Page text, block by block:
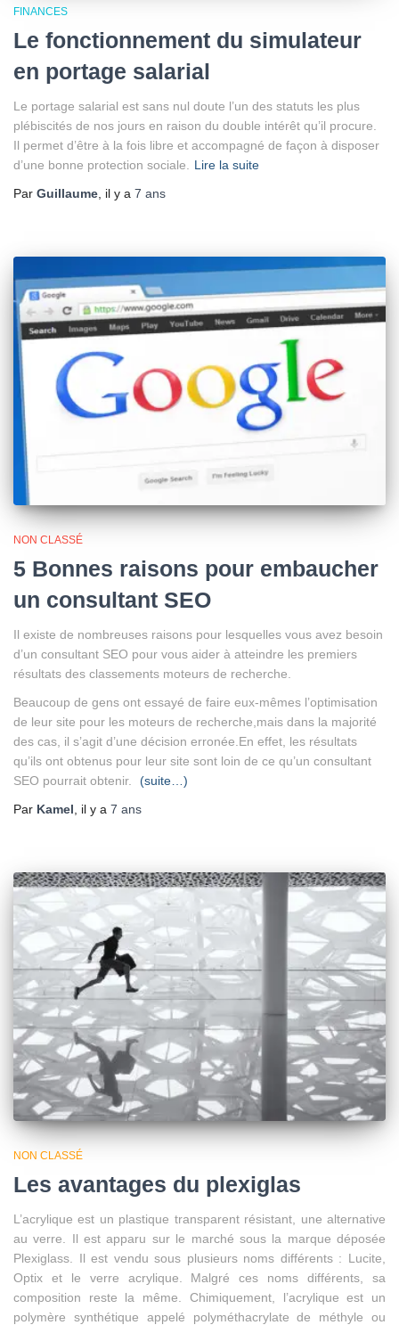
FINANCES
Le fonctionnement du simulateur
en portage salarial
Le portage salarial est sans nul doute l’un des statuts les plus
plébiscités de nos jours en raison du double intérêt qu’il procure.
Il permet d’être à la fois libre et accompagné de façon à disposer
d’une bonne protection sociale. Lire la suite
Par Guillaume, il y a 7 ans
NON CLASSÉ
5 Bonnes raisons pour embaucher
un consultant SEO
Il existe de nombreuses raisons pour lesquelles vous avez besoin
d’un consultant SEO pour vous aider à atteindre les premiers
résultats des classements moteurs de recherche.
Beaucoup de gens ont essayé de faire eux-mêmes l’optimisation
de leur site pour les moteurs de recherche,mais dans la majorité
des cas, il s’agit d’une décision erronée.En effet, les résultats
qu’ils ont obtenus pour leur site sont loin de ce qu’un consultant
SEO pourrait obtenir.
(suite…)
Par Kamel , il y a 7 ans
NON CLASSÉ
Les avantages du plexiglas
L’acrylique est un plastique transparent résistant, une alternative
au verre. Il est apparu sur le marché sous la marque déposée
Plexiglass. Il est vendu sous plusieurs noms différents : Lucite,
Optix et le verre acrylique. Malgré ces noms différents, sa
composition reste la même. Chimiquement, l’acrylique est un
polymère synthétique appelé polyméthacrylate de méthyle ou